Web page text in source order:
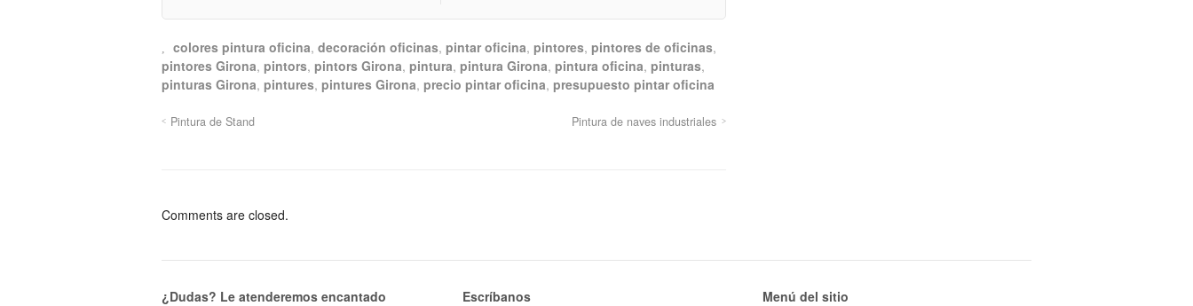
colores pintura oficina, decoración oficinas, pintar oficina, pintores, pintores de oficinas,
pintores Girona, pintors, pintors Girona, pintura, pintura Girona, pintura oficina, pinturas,
pinturas Girona, pintures, pintures Girona, precio pintar oficina, presupuesto pintar oficina
Pintura de Stand Pintura de naves industriales
Comments are closed.
¿Dudas? Le atenderemos encantado Escríbanos Menú del sitio